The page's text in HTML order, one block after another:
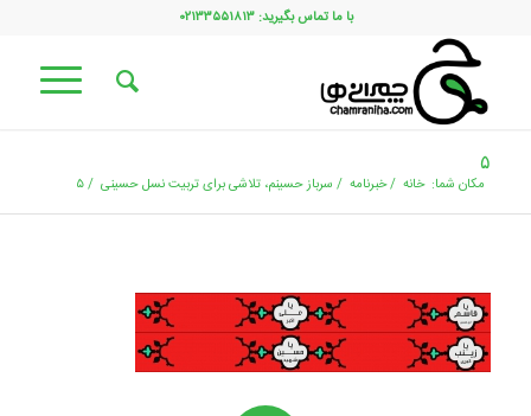
با ما تماس بگیرید: ۰۲۱۳۳۵۵۱۸۱۳
۵
مکان شما: خانه /خبرنامه / سرباز حسینم، تلاشی برای تربیت نسل حسینی /۵